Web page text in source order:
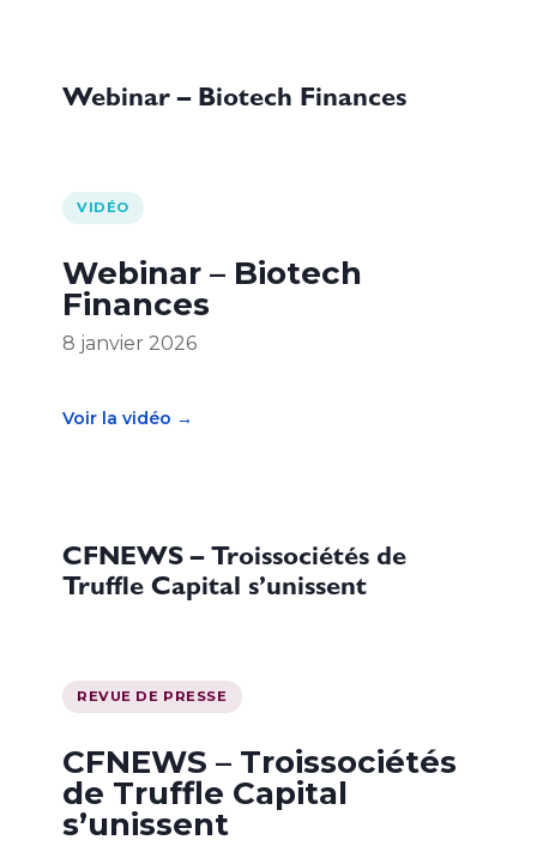
Webinar – Biotech Finances
VIDÉO
Webinar – Biotech
Finances
8 janvier 2026
Voir la vidéo →
CFNEWS – Troissociétés de
Truffle Capital s’unissent
REVUE DE PRESSE
CFNEWS – Troissociétés
de Truffle Capital
s’unissent